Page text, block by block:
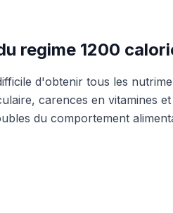
regime 1200
d'obtenir tous les
carences en vitamines
du comportement